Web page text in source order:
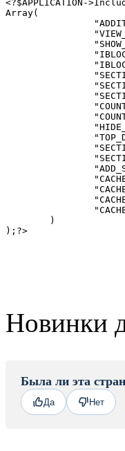
<?$APPLICATION-
Array(
);?>
Новинки
Была ли эта
Да Нет